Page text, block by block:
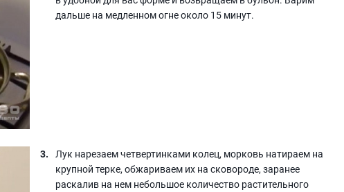
дальше на медленном огне около 15 минут.
Лук нарезаем четвертинками колец, морковь натираем на
крупной терке, обжариваем их на сковороде, заранее
раскалив на нем небольшое количество растительного